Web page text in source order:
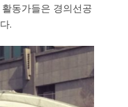
동가들은 경의선공
.